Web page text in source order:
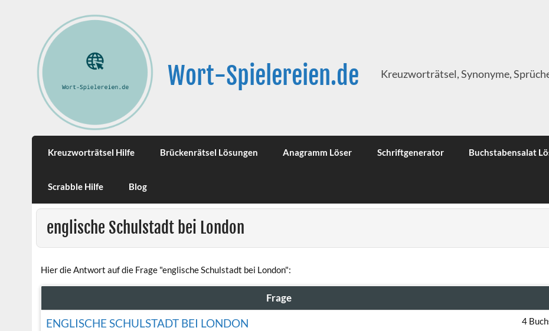
Wort-Spielereien.de Kreuzworträtsel, Synonyme,
Kreuzworträtsel Hilfe Brückenrätsel Lösungen Anagramm Löser Schriftgenerator Buchstabensalat
Scrabble Hilfe Blog
englische Schulstadt bei London
Hier die Antwort auf die Frage "englische Schulstadt bei London":
Frage
ENGLISCHE SCHULSTADT BEI LONDON 4